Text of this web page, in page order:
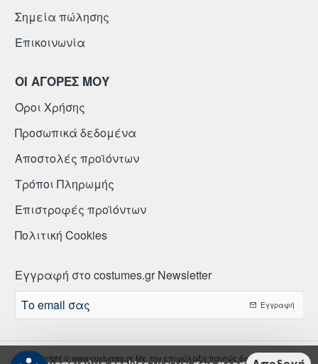
Σημεία πώλησης
Επικοινωνία
ΟΙ ΑΓΟΡΕΣ ΜΟΥ
Όροι Χρήσης
Προσωπικά δεδομένα
Αποστολές προϊόντων
Τρόποι Πληρωμής
Επιστροφές προϊόντων
Πολιτική Cookies
Εγγραφή στο costumes.gr Newsletter
email
Εγγραφή
Copyright © www.costumes.gr Με την επιφύλαξη παντώς δικαιώματος.